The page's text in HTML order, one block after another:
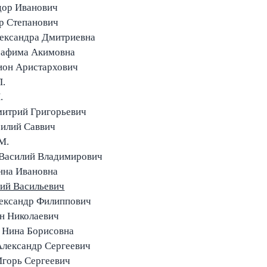
Иванович
Степанович
Дмитриевна
Акимовна
Аристархович
Григорьевич
Саввич
Владимирович
Ивановна
Васильевич
Филиппович
Николаевич
Нина Борисовна
Сергеевич
Сергеевич